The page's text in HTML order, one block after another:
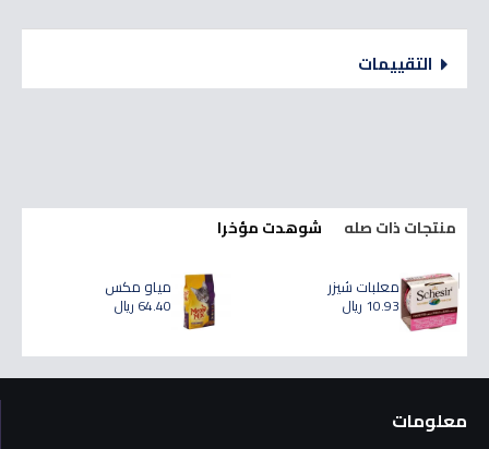
التقييمات
منتجات ذات صله شوهدت مؤخرا
معلبات شيزر
10.93 ريال
مياو مكس
64.40 ريال
معلومات